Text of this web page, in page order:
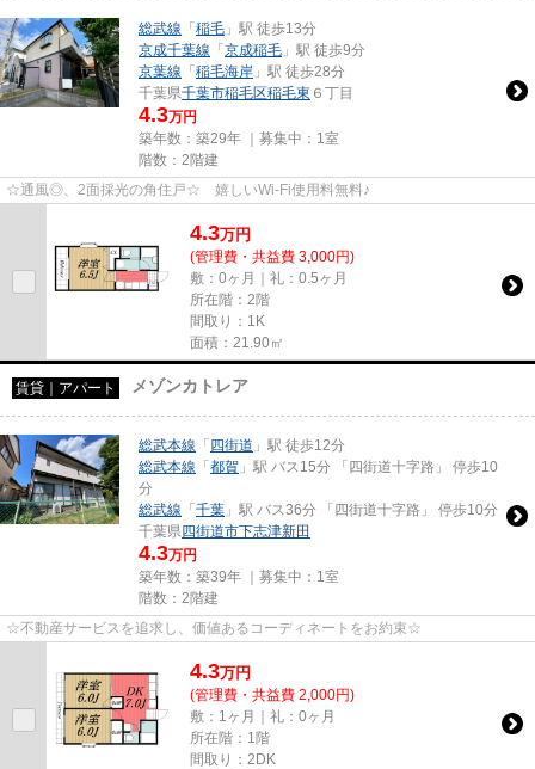
総武線 「稲毛 」駅 徒歩13分
京成千葉線 「京成稲毛 」駅 徒歩9分
京葉線 「稲毛海岸 」駅 徒歩28分
千葉県千葉市稲毛区稲毛東 ６丁目
4.3万円
築年数：築29年 ｜募集中： 1室
階数：2階建
☆通風◎、2面採光の角住戸☆ 嬉しいWi-Fi使用料無料♪
4.3万円
(管理費・共益費 3,000円)
敷：0ヶ月｜礼：0.5ヶ月
所在階：2階
間取り：1K
面積：21.90㎡
賃貸｜アパート メゾンカトレア
総武本線 「四街道 」駅 徒歩12分
総武本線 「都賀 」駅 バス15分 「四街道十字路」 停歩10
分
総武線 「千葉 」駅 バス36分 「四街道十字路」 停歩10分
千葉県四街道市下志津新田
4.3万円
築年数：築39年 ｜募集中： 1室
階数：2階建
☆不動産サービスを追求し、価値あるコーディネートをお約束☆
4.3万円
(管理費・共益費 2,000円)
敷：1ヶ月｜礼：0ヶ月
所在階：1階
間取り：2DK